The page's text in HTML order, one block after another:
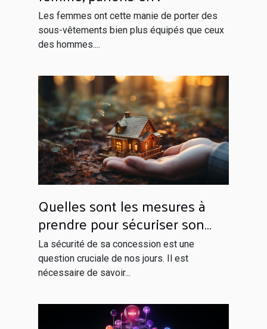
Les femmes ont cette manie de porter des
sous-vêtements bien plus équipés que ceux
des hommes....
Quelles sont les mesures à
prendre pour sécuriser son
domicile ?
La sécurité de sa concession est une
question cruciale de nos jours. Il est
nécessaire de savoir...